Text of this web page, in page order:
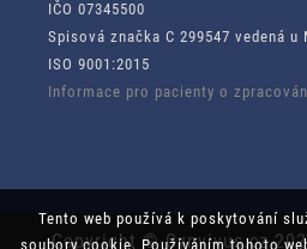
Tento web používá k poskytování
soubory cookie. Používáním tohoto
IČO 07345500
Spisová značka C 299547 vedená
ISO 9001:2015
Informace pro pacienty o
Copyright © Gynvivus.cz